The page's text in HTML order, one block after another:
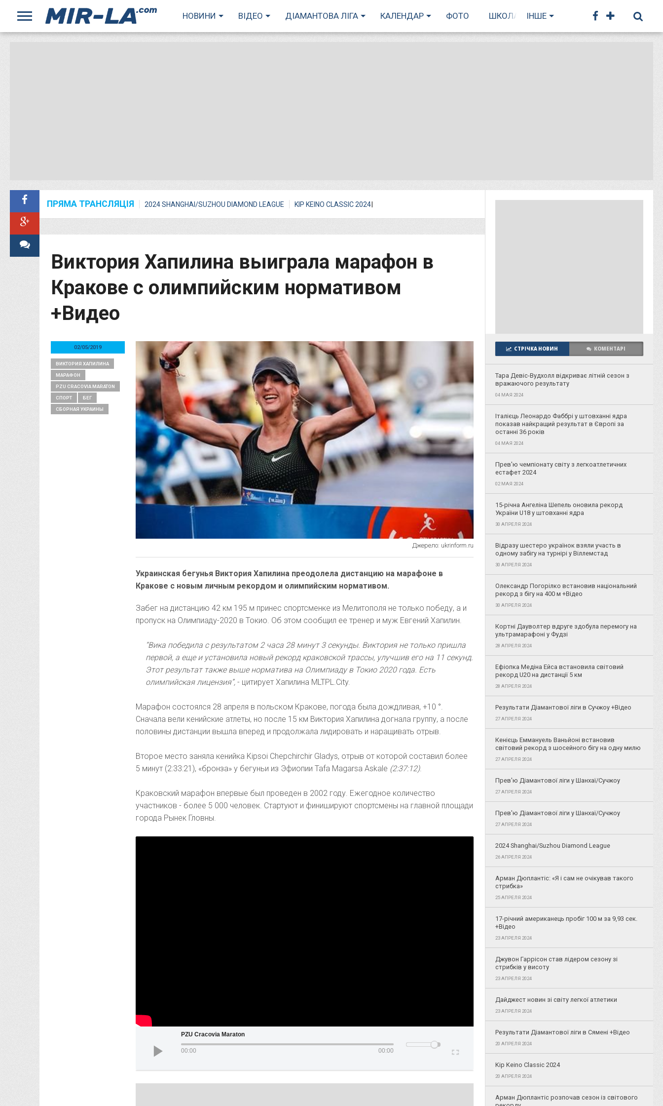
НОВИНИ ВІДЕО ДІАМАНТОВА ЛІГА КАЛЕНДАР ФОТО ШКОЛА БІГУ
ІНШЕ
ПРЯМА ТРАНСЛЯЦІЯ 2024 SHANGHAI/SUZHOU DIAMOND LEAGUE I
KIP KEINO CLASSIC 2024
Виктория Хапилина выиграла марафон в
Кракове с олимпийским нормативом
+Видео
Джерело: ukrinform.ru
Украинская бегунья Виктория Хапилина преодолела дистанцию на марафоне в
Кракове с новым личным рекордом и олимпийским нормативом.
Забег на дистанцию 42 км 195 м принес спортсменке из Мелитополя не только победу, а и
пропуск на Олимпиаду-2020 в Токио. Об этом сообщил ее тренер и муж Евгений Хапилин.
“Вика победила с результатом 2 часа 28 минут 3 секунды. Виктория не только пришла
первой, а еще и установила новый рекорд краковской трассы, улучшив его на 11 секунд.
Этот результат также выше норматива на Олимпиаду в Токио 2020 года. Есть
олимпийская лицензия”, - цитирует Хапилина MLTPL.City.
Марафон состоялся 28 апреля в польском Кракове, погода была дождливая, +10 °.
Сначала вели кенийские атлеты, но после 15 км Виктория Хапилина догнала группу, а после
половины дистанции вышла вперед и продолжала лидировать и наращивать отрыв.
Второе место заняла кенийка Kipsoi Chepchirchir Gladys, отрыв от которой составил более
5 минут (2:33:21), «бронза» у бегуньи из Эфиопии Tafa Magarsa Askale (2:37:12).
Краковский марафон впервые был проведен в 2002 году. Ежегодное количество
участников - более 5 000 человек. Стартуют и финишируют спортсмены на главной площади
города Рынек Гловны.
PZU Cracovia Maraton
00:00 00:00
02/05/2019
ВИКТОРИЯ ХАПИЛИНА
МАРАФОН
PZU CRACOVIA MARATON
СПОРТ БЕГ
СБОРНАЯ УКРАИНЫ
СТРІЧКА НОВИН КОМЕНТАРІ
Тара Девіс-Вудхолл відкриває літній сезон з
вражаючого результату
04 МАЯ 2024
Італієць Леонардо Фаббрі у штовханні ядра
показав найкращий результат в Європі за
останні 36 років
04 МАЯ 2024
Прев'ю чемпіонату світу з легкоатлетичних
естафет 2024
02 МАЯ 2024
15-річна Ангеліна Шепель оновила рекорд
України U18 у штовханні ядра
30 АПРЕЛЯ 2024
Відразу шестеро українок взяли участь в
одному забігу на турнірі у Віллемстад
30 АПРЕЛЯ 2024
Олександр Погорілко встановив національний
рекорд з бігу на 400 м +Відео
30 АПРЕЛЯ 2024
Кортні Дауволтер вдруге здобула перемогу на
ультрамарафоні у Фудзі
28 АПРЕЛЯ 2024
Ефіопка Медіна Ейса встановила світовий
рекорд U20 на дистанції 5 км
28 АПРЕЛЯ 2024
Результати Діамантової ліги в Сучжоу +Відео
27 АПРЕЛЯ 2024
Кенієць Еммануель Ваньйоні встановив
світовий рекорд з шосейного бігу на одну милю
27 АПРЕЛЯ 2024
Прев'ю Діамантової ліги у Шанхаї/Сучжоу
27 АПРЕЛЯ 2024
Прев'ю Діамантової ліги у Шанхаї/Сучжоу
27 АПРЕЛЯ 2024
2024 Shanghai/Suzhou Diamond League
26 АПРЕЛЯ 2024
Арман Дюплантіс: «Я і сам не очікував такого
стрибка»
25 АПРЕЛЯ 2024
17-річний американець пробіг 100 м за 9,93 сек.
+Відео
23 АПРЕЛЯ 2024
Джувон Гаррісон став лідером сезону зі
стрибків у висоту
23 АПРЕЛЯ 2024
Дайджест новин зі світу легкої атлетики
23 АПРЕЛЯ 2024
Результати Діамантової ліги в Сямені +Відео
20 АПРЕЛЯ 2024
Kip Keino Classic 2024
20 АПРЕЛЯ 2024
Арман Дюплантіс розпочав сезон із світового